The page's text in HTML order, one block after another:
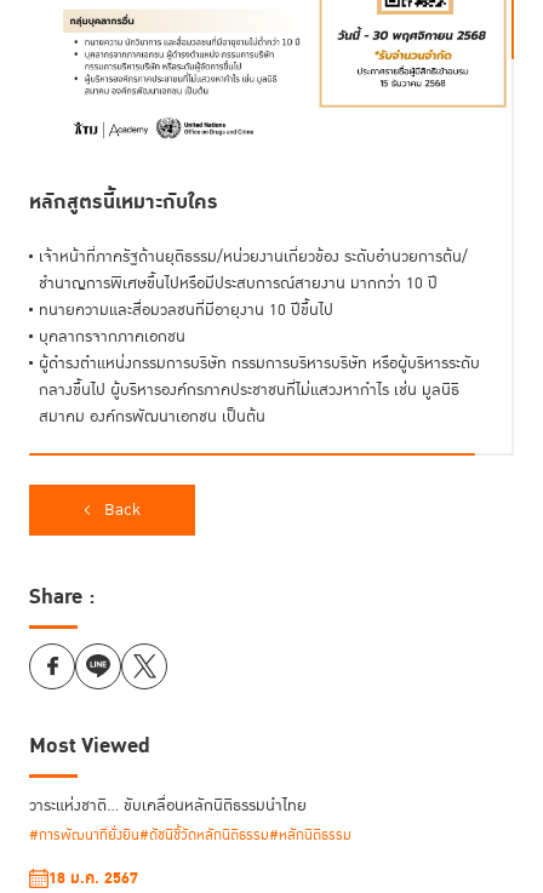
หลักสูตรนี้เหมาะกับใคร
เจ้าหน้าที่ภาครัฐด้านยุติธรรม/หน่วยงานเกี่ยวข้อง ระดับอำนวยการต้น/
ชำนาญการพิเศษขึ้นไปหรือมีประสบการณ์สายงาน มากกว่า 10 ปี
ทนายความและสื่อมวลชนที่มีอายุงาน 10 ปีขึ้นไป
บุคลากรจากภาคเอกชน
ผู้ดำรงตําแหน่งกรรมการบริษัท กรรมการบริหารบริษัท หรือผู้บริหารระดับ
กลางขึ้นไป ผู้บริหารองค์กรภาคประชาชนที่ไม่แสวงหากําไร เช่น มูลนิธิ
สมาคม องค์กรพัฒนาเอกชน เป็นต้น
คุณจะได้เรียนรู้
ร่วมออกแบบภาพต่อไปในกระบวนการยุติธรรมทางอาญา
กำหนดการอบรม
มกราคม – มีนาคม 2569 เรียนทุกวันพฤหัสบดี
รายละเอียดเพิ่มเติม click>> https://lnkd.in/dMX7MhER
สมัครเลย!
Back
Share :
Most Viewed
วาระแห่งชาติ… ขับเคลื่อนหลักนิติธรรมนำไทย
#การพัฒนาที่ยั่งยืน#ดัชนีชี้วัดหลักนิติธรรม#หลักนิติธรรม
18 ม.ค. 2567